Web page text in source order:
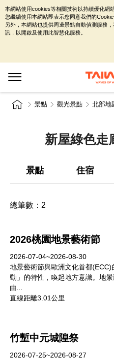
景點 觀光景點 北部地
新屋綠色走
景點 住宿
總筆數： 2
2026桃園地景藝術節
2026-07-04~2026-08-30
地景藝術節與歐洲文化首都
動」的特性，喚起地方意識。地
由...
直線距離3.01公里
竹塹中元城隍祭
2026-07-25~2026-08-27
本網站使用cookies等相關技術以持續優化網
您繼續使用本網站即表示您同意我們的Cookie
另外，本網站也提供周邊景點自動偵測服務
訊，以開啟及使用此智慧化服務。